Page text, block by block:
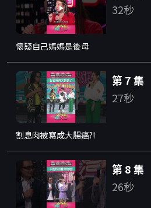
32秒
懷疑自己媽媽是後母
第 7 集
27秒
割息肉被寫成大腸癌?!
第 8 集
26秒